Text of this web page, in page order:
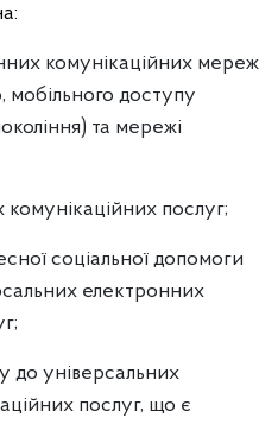
комунікаційних мереж
мобільного доступу
та мережі
послуг;
соціальної допомоги
електронних
до універсальних
послуг, що є